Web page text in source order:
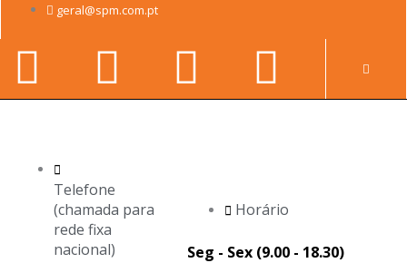
content
geral@spm.com.pt
Facebook-
f
Youtube
Linkedin-
in
Telefone
(chamada para
rede fixa
nacional)
Horário
Seg - Sex (9.00 - 18.30)